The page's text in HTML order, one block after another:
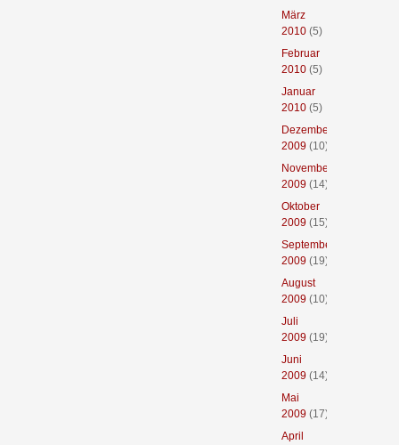
März
2010(5)
Februar
2010(5)
Januar
2010(5)
Dezember
2009 (10)
November
2009 (14)
Oktober
2009 (15)
September
2009 (19)
August
2009 (10)
Juli
2009 (19)
Juni
2009 (14)
Mai
2009 (17)
April